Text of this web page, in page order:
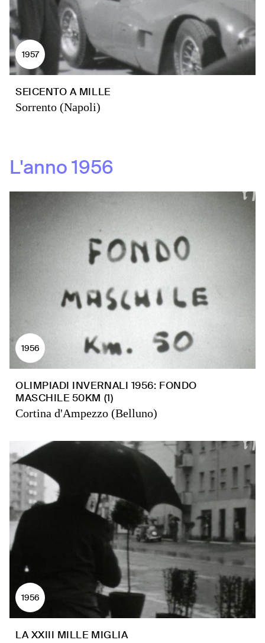
1957
SEICENTO A MILLE
Sorrento (Napoli)
L'anno1956
1956
OLIMPIADI INVERNALI 1956: FONDO
MASCHILE 50KM (1)
Cortina d'Ampezzo (Belluno)
1956
LA XXIII MILLE MIGLIA